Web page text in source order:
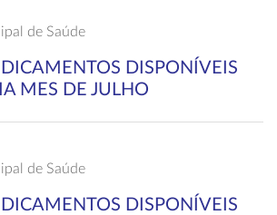
de Saúde
DISPONÍVEIS
MES DE JULHO
de Saúde
DISPONÍVEIS